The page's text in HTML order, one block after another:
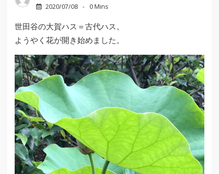
2020/07/08
0 Mins
世田谷の大賀ハス＝古代ハス。
ようやく花が開き始めました。